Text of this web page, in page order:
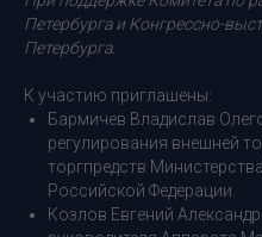
Петербурга и Конгрессно-
Петербурга.
К участию приглашены:
Бармичев Владислав
регулирования внешней
торгпредств
Российской Федерации.
Козлов Евгений